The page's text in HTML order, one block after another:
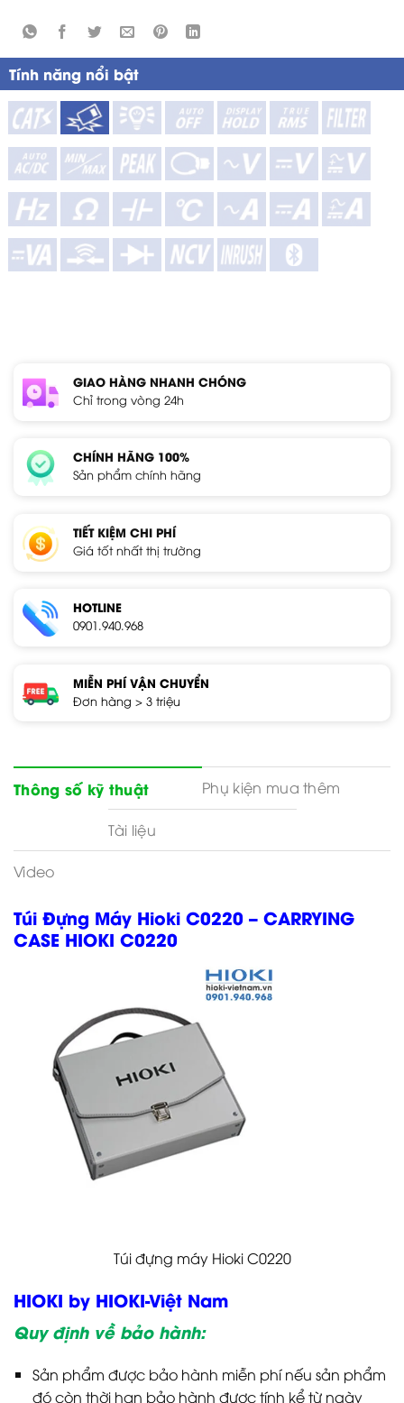
Tính năng nổi bật
GIAO HÀNG NHANH CHÓNG
Chỉ trong vòng 24h
CHÍNH HÃNG 100%
Sản phẩm chính hãng
TIẾT KIỆM CHI PHÍ
Giá tốt nhất thị trường
HOTLINE
0901.940.968
MIỄN PHÍ VẬN CHUYỂN
Đơn hàng > 3 triệu
Thông số kỹ thuật Phụ kiện mua thêm
Tài liệu
Video
Túi Đựng Máy Hioki C0220 – CARRYING
CASE HIOKI C0220
Túi đựng máy Hioki C0220
HIOKI by HIOKI-Việt Nam
Quy định về bảo hành:
Sản phẩm được bảo hành miễn phí nếu sản phẩm
đó còn thời hạn bảo hành được tính kể từ ngày